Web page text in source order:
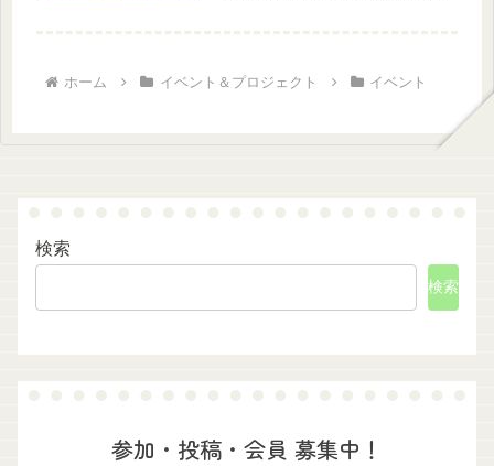
を...
ホーム イベント＆プロジェクト イベント
検索
検索
参加・投稿・会員 募集中！